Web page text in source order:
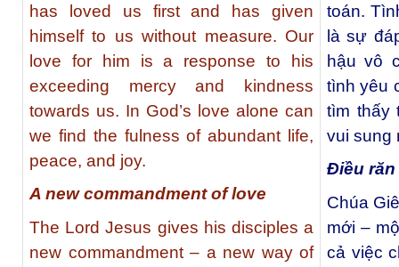
has loved us first and has given
himself to us without measure. Our
love for him is a response to his
exceeding mercy and kindness
towards us. In God’s love alone can
we find the fulness of abundant life,
peace, and joy.
A new commandment of love
The Lord Jesus gives his disciples a
new commandment – a new way of
toán.
là sự
hậu vô
tình yêu
tìm thấy
vui sung
Điều
Chúa
mới –
cả việc